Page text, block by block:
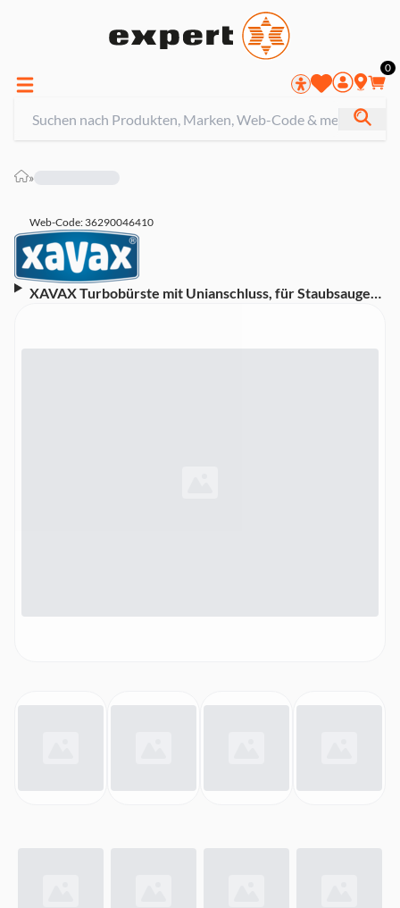
0
»
Web-Code: 36290046410
XAVAX Turbobürste mit Unianschluss, für Staubsauger